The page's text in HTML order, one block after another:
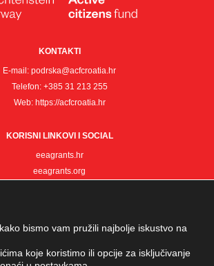
KONTAKTI
E-mail: podrska@acfcroatia.hr
Telefon: +385 31 213 255
Web: https://acfcroatia.hr
KORISNI LINKOVI I SOCIAL
eeagrants.hr
eeagrants.org
bismo vam pružili najbolje iskustvo na
koje koristimo ili opcije za isključivanje